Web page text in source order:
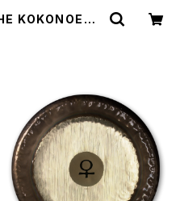
KOKONOE・G